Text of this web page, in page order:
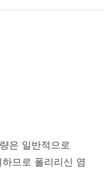
은 일반적으로
므로 폴리리신 염